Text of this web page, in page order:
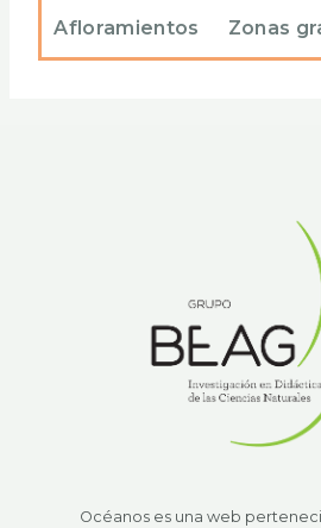
Afloramientos Zonas
Océanos es una web